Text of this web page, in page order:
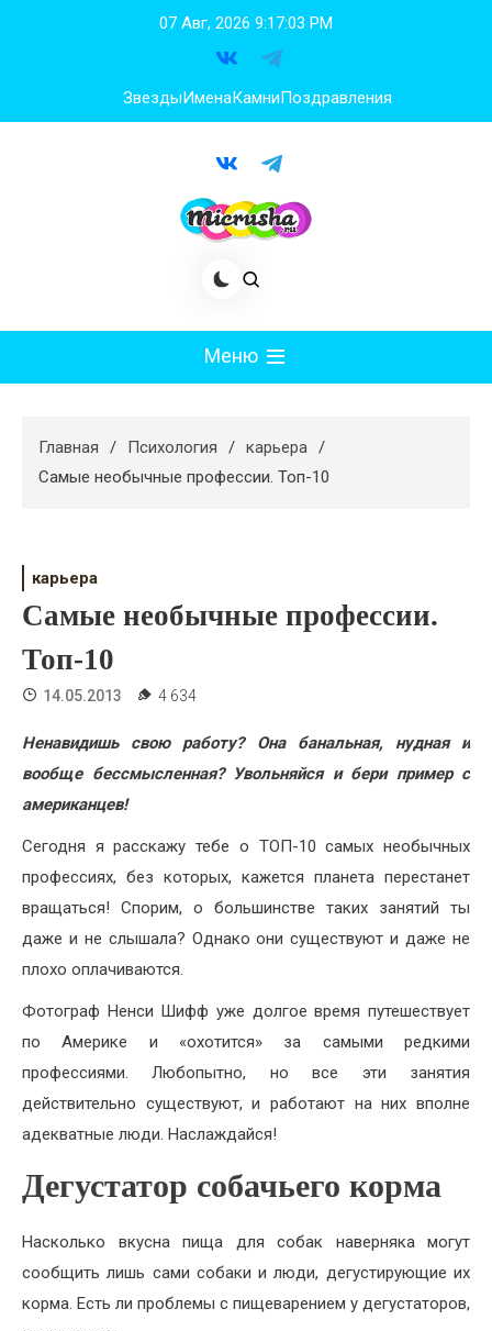
07 Авг, 2026 9:17:04 PM
ЗвездыИменаКамниПоздравления
Меню
Худеем
Свадьба
Жизнь
Хобби
Красота
Главная Психология
карьера
Самые необычные профессии. Топ-10
карьера
Самые необычные профессии.
Топ-10
14.05.2013 4 634
Ненавидишь свою работу? Она банальная, нудная и
вообще бессмысленная? Увольняйся и бери пример с
американцев!
Сегодня я расскажу тебе о ТОП-10 самых необычных
профессиях, без которых, кажется планета перестанет
вращаться! Спорим, о большинстве таких занятий ты
даже и не слышала? Однако они существуют и даже не
плохо оплачиваются.
Фотограф Ненси Шифф уже долгое время путешествует
по Америке и «охотится» за самыми редкими
профессиями. Любопытно, но все эти занятия
действительно существуют, и работают на них вполне
адекватные люди. Наслаждайся!
Дегустатор собачьего корма
Насколько вкусна пища для собак наверняка могут
сообщить лишь сами собаки и люди, дегустирующие их
корма. Есть ли проблемы с пищеварением у дегустаторов,